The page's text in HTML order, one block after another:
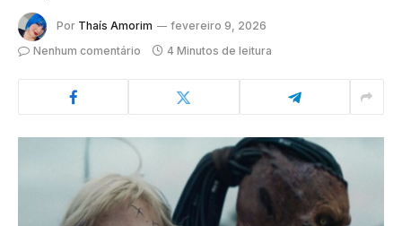
Por Thaís Amorim
fevereiro 9, 2026
Nenhum comentário
4 Minutos de leitura